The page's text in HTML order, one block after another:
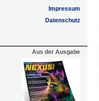
Impressum
Datenschutz
Aus der Ausgabe